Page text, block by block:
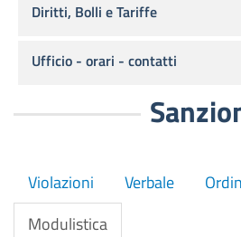
Violazioni Verbale
Modulistica
Diritti, Bolli e Tariffe
Ufficio - orari - contatti